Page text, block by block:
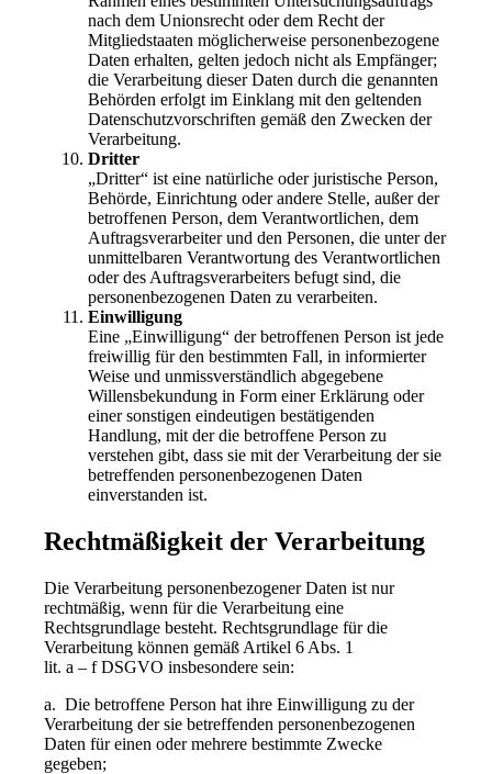
nach dem Unionsrecht oder dem Recht der
Mitgliedstaaten möglicherweise personenbezogene
Daten erhalten, gelten jedoch nicht als Empfänger;
die Verarbeitung dieser Daten durch die genannten
Behörden erfolgt im Einklang mit den geltenden
Datenschutzvorschriften gemäß den Zwecken der
Verarbeitung.
Dritter
„Dritter“ ist eine natürliche oder juristische Person,
Behörde, Einrichtung oder andere Stelle, außer der
betroffenen Person, dem Verantwortlichen, dem
Auftragsverarbeiter und den Personen, die unter der
unmittelbaren Verantwortung des Verantwortlichen
oder des Auftragsverarbeiters befugt sind, die
personenbezogenen Daten zu verarbeiten.
Einwilligung
Eine „Einwilligung“ der betroffenen Person ist jede
freiwillig für den bestimmten Fall, in informierter
Weise und unmissverständlich abgegebene
Willensbekundung in Form einer Erklärung oder
einer sonstigen eindeutigen bestätigenden
Handlung, mit der die betroffene Person zu
verstehen gibt, dass sie mit der Verarbeitung der sie
betreffenden personenbezogenen Daten
einverstanden ist.
Rechtmäßigkeit der Verarbeitung
Die Verarbeitung personenbezogener Daten ist nur
rechtmäßig, wenn für die Verarbeitung eine
Rechtsgrundlage besteht. Rechtsgrundlage für die
Verarbeitung können gemäß Artikel 6 Abs. 1
lit. a – f DSGVO insbesondere sein:
a. Die betroffene Person hat ihre Einwilligung zu der
Verarbeitung der sie betreffenden personenbezogenen
Daten für einen oder mehrere bestimmte Zwecke
gegeben;